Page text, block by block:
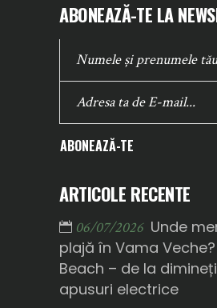
ABONEAZĂ-TE LA
ABONEAZĂ-TE
ARTICOLE RECENTE
06/07/2026 Unde
plajă în Vama
Beach – de la
apusuri electrice